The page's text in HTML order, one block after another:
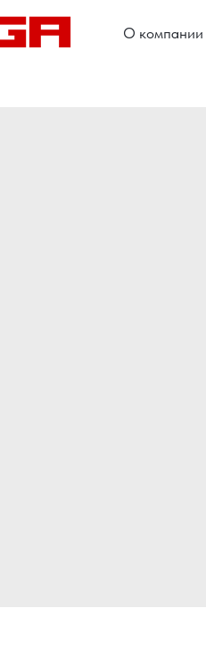
О компании